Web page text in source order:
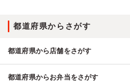
都道府県からさがす
都道府県から店舗をさがす
都道府県からお弁当をさがす